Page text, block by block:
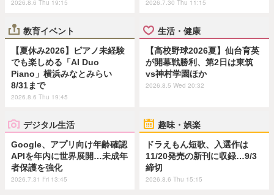
2026.8.6 Thu 19:15 2026.7.30 Thu 11:15
教育イベント
【夏休み2026】ピアノ未経験
でも楽しめる「AI Duo
Piano」横浜みなとみらい
8/31まで
2026.8.6 Thu 19:45
生活・健康
【高校野球2026夏】仙台育英
が開幕戦勝利、第2日は東筑
vs神村学園ほか
2026.8.5 Wed 20:32
デジタル生活
Google、アプリ向け年齢確認
APIを年内に世界展開…未成年
者保護を強化
2026.7.31 Fri 13:45
趣味・娯楽
ドラえもん短歌、入選作は
11/20発売の新刊に収録…9/3
締切
2026.8.6 Thu 15:15